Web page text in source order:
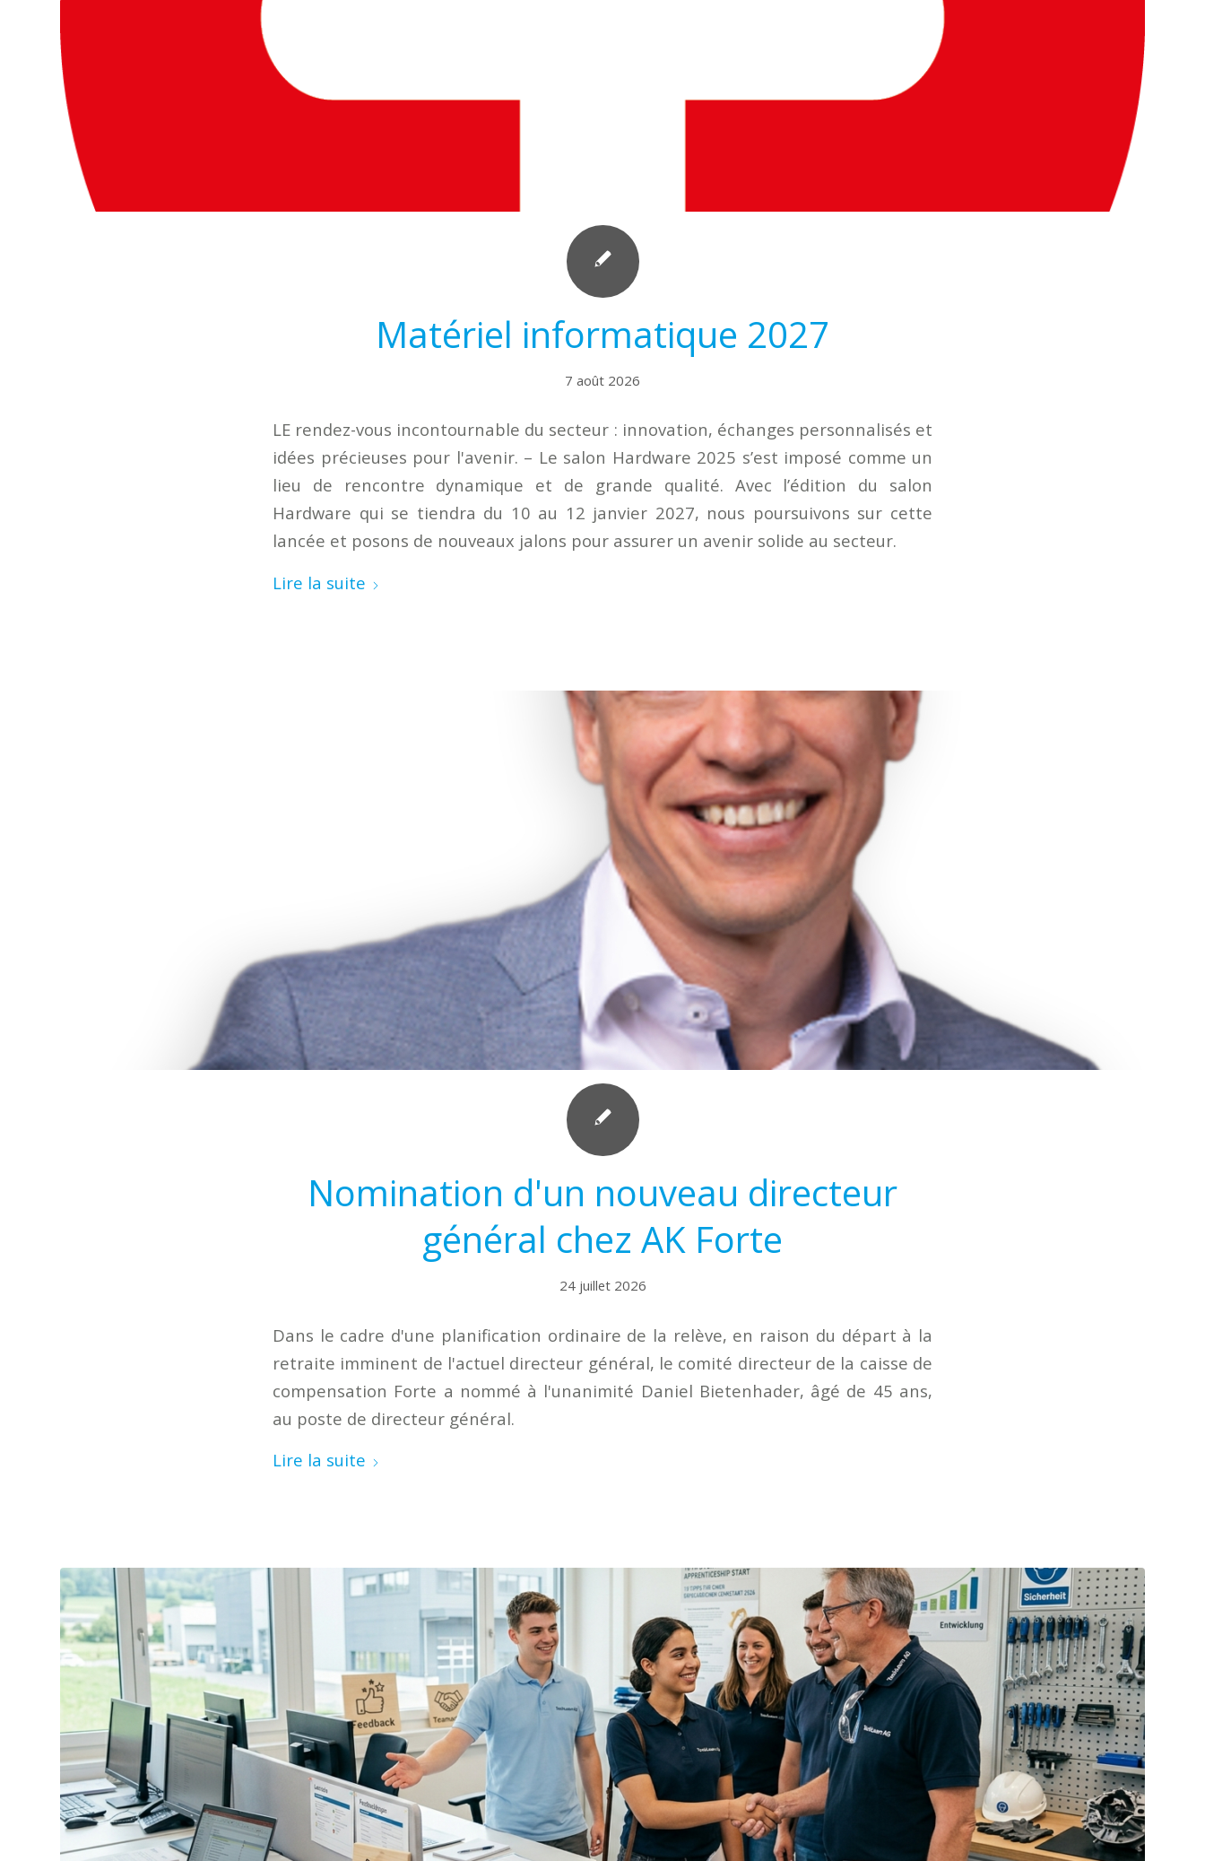
Matériel informatique 2027
7 août 2026
LE rendez-vous incontournable du secteur : innovation, échanges personnalisés et
idées précieuses pour l'avenir. – Le salon Hardware 2025 s’est imposé comme un
lieu de rencontre dynamique et de grande qualité. Avec l’édition du salon
Hardware qui se tiendra du 10 au 12 janvier 2027, nous poursuivons sur cette
lancée et posons de nouveaux jalons pour assurer un avenir solide au secteur.
Lire la suite
Nomination d'un nouveau directeur
général chez AK Forte
24 juillet 2026
Dans le cadre d'une planification ordinaire de la relève, en raison du départ à la
retraite imminent de l'actuel directeur général, le comité directeur de la caisse de
compensation Forte a nommé à l'unanimité Daniel Bietenhader, âgé de 45 ans,
au poste de directeur général.
Lire la suite